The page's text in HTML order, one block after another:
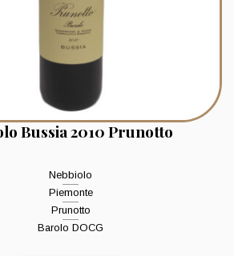
Bussia 2010 Prunotto
Nebbiolo
Piemonte
Prunotto
Barolo DOCG